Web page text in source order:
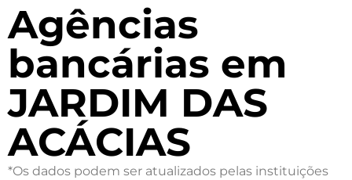
Agências
bancárias em
JARDIM DAS
ACÁCIAS
*Os dados podem ser atualizados pelas instituições